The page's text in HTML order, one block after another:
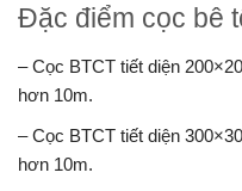
Đặc điểm cọc bê
– Cọc BTCT tiết diện
hơn 10m.
– Cọc BTCT tiết diện
hơn 10m.